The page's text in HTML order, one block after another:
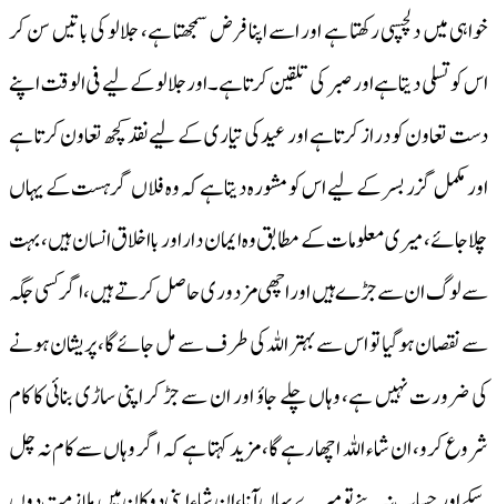
خواہی میں دلچسپی رکھتا ہے اور اسے اپنا فرض سمجھتا ہے، جلالو کی باتیں سن کر
اس کو تسلی دیتا ہے اور صبر کی تلقین کرتا ہے۔ اور جلالو کے لیے فی الوقت اپنے
دست تعاون کو دراز کرتا ہے اور عید کی تیاری کے لیے نقد کچھ تعاون کرتا ہے
اور مکمل گزر بسر کے لیے اس کو مشورہ دیتا ہے کہ وہ فلاں گرہست کے یہاں
چلا جائے، میری معلومات کے مطابق وہ ایمان دار اور با اخلاق انسان ہیں، بہت
سے لوگ ان سے جڑے ہیں اور اچھی مزدوری حاصل کرتے ہیں، اگر کسی جگہ
سے نقصان ہوگیا تو اس سے بہتر اللہ کی طرف سے مل جائے گا، پریشان ہونے
کی ضرورت نہیں ہے، وہاں چلے جاؤ اور ان سے جڑ کر اپنی ساڑی بنائی کا کام
شروع کرو، ان شاء اللہ اچھا رہے گا، مزید کہتا ہے کہ اگر وہاں سے کام نہ چل